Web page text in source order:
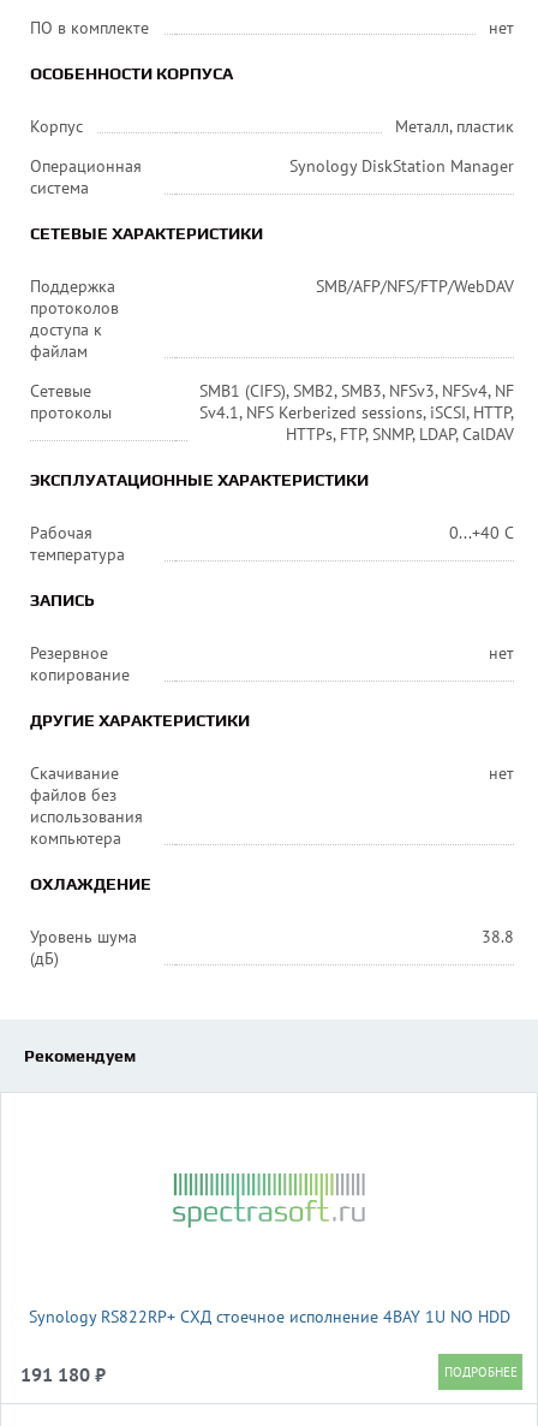
ПО в комплекте нет
ОСОБЕННОСТИ КОРПУСА
Корпус
Металл, пластик
Операционная
система
Synology DiskStation Manager
СЕТЕВЫЕ ХАРАКТЕРИСТИКИ
Поддержка
протоколов
доступа к
файлам
SMB/AFP/NFS/FTP/WebDAV
Сетевые
протоколы
SMB1 (CIFS), SMB2, SMB3, NFSv3, NFSv4, NF
Sv4.1, NFS Kerberized sessions, iSCSI, HTTP,
HTTPs, FTP, SNMP, LDAP, CalDAV
ЭКСПЛУАТАЦИОННЫЕ ХАРАКТЕРИСТИКИ
Рабочая
температура
0...+40 С
ЗАПИСЬ
Резервное
копирование
нет
ДРУГИЕ ХАРАКТЕРИСТИКИ
Скачивание
файлов без
использования
компьютера
нет
ОХЛАЖДЕНИЕ
Уровень шума
(дБ)
38.8
Рекомендуем
Synology RS822RP+ СХД стоечное исполнение 4BAY 1U NO HDD
191 180 ₽